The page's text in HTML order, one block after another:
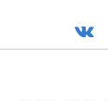
ВК